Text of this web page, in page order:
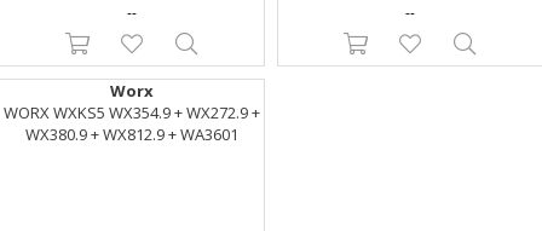
-- --
Worx
WORX WXKS5 WX354.9 + WX272.9 +
WX380.9 + WX812.9 + WA3601